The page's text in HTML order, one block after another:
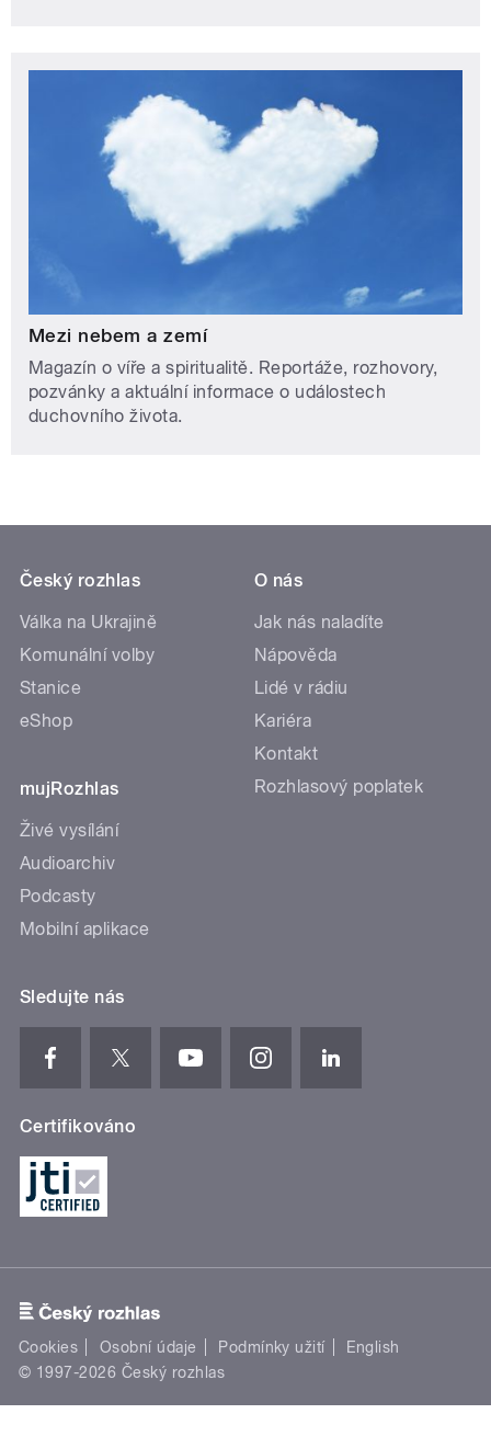
Mezi nebem a zemí
Magazín o víře a spiritualitě. Reportáže, rozhovory,
pozvánky a aktuální informace o událostech
duchovního života.
Český rozhlas
Válka na Ukrajině
Komunální volby
Stanice
eShop
mujRozhlas
Živé vysílání
Audioarchiv
Podcasty
Mobilní aplikace
O nás
Jak nás naladíte
Nápověda
Lidé v rádiu
Kariéra
Kontakt
Rozhlasový poplatek
Sledujte nás
Certifikováno
Cookies Osobní údaje Podmínky užití
English
© 1997-2026 Český rozhlas